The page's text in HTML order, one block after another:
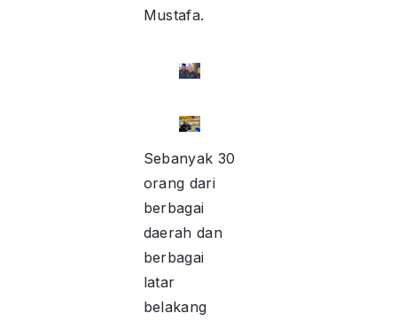
Mustafa.
Sebanyak 30
orang dari
berbagai
daerah dan
berbagai
latar
belakang